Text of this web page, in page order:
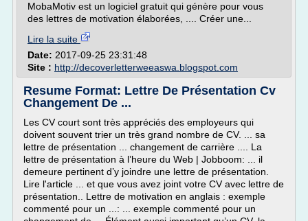
MobaMotiv est un logiciel gratuit qui génère pour vous
des lettres de motivation élaborées, .... Créer une...
Lire la suite
Date: 2017-09-25 23:31:48
Site : http://decoverletterweeaswa.blogspot.com
Resume Format: Lettre De Présentation Cv
Changement De ...
Les CV court sont très appréciés des employeurs qui
doivent souvent trier un très grand nombre de CV. ... sa
lettre de présentation ... changement de carrière .... La
lettre de présentation à l’heure du Web | Jobboom: ... il
demeure pertinent d’y joindre une lettre de présentation.
Lire l'article ... et que vous avez joint votre CV avec lettre de
présentation.. Lettre de motivation en anglais : exemple
commenté pour un ...: ... exemple commenté pour un